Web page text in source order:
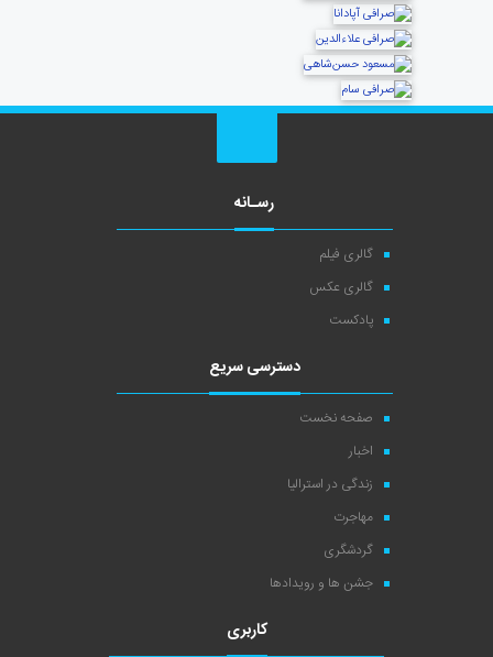
رسـانه
گالری فیلم
گالری عکس
پادکست
دسترسی سریع
صفحه نخست
اخبار
زندگی در استرالیا
مهاجرت
گردشگری
جشن ها و رویدادها
کاربری